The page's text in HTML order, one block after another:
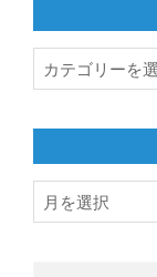
テ
リ
ア
ー